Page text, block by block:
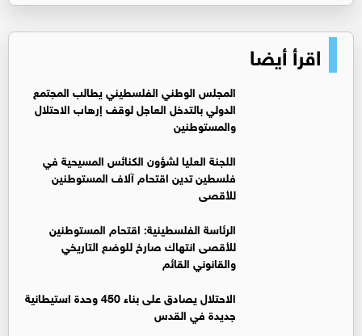
اقرأ أيضا
المجلس الوطني الفلسطيني يطالب المجتمع
الدولي بالتدخل العاجل لوقف إرهاب الاحتلال
والمستوطنين
اللجنة العليا لشؤون الكنائس المسيحية في
فلسطين تدين اقتحام آلاف المستوطنين
للأقصى
الرئاسة الفلسطينية: اقتحام المستوطنين
للأقصى انتهاك صارخ للوضع التاريخي
والقانوني القائم
الاحتلال يصادق على بناء 450 وحدة استيطانية
جديدة في القدس ‏